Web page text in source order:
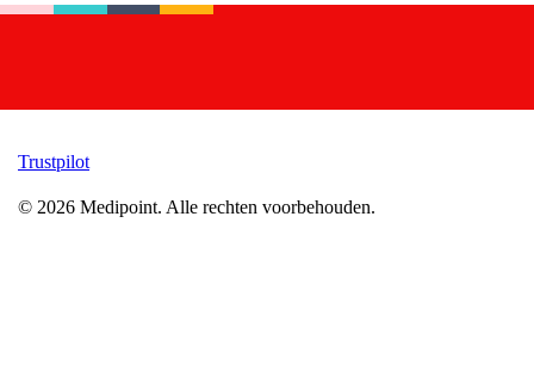
Trustpilot
© 2026 Medipoint. Alle rechten voorbehouden.